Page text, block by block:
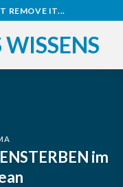
REMOVE IT...
im